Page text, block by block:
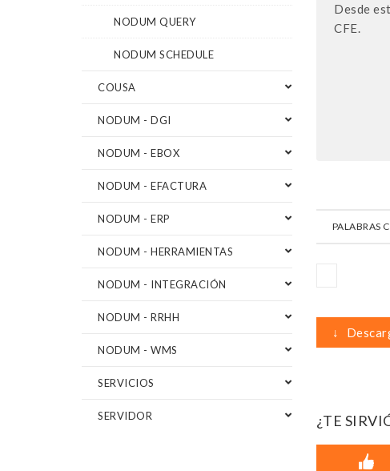
NODUM QUERY
NODUM SCHEDULE
COUSA
NODUM - DGI
NODUM - EBOX
NODUM - EFACTURA
NODUM - ERP
NODUM - HERRAMIENTAS
NODUM - INTEGRACIÓN
NODUM - RRHH
NODUM - WMS
SERVICIOS
SERVIDOR
Desde
CFE.
PALABRAS
↓
¿TE